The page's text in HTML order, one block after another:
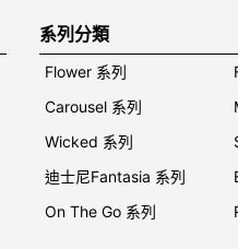
系列分類
Flower 系列
Carousel 系列
Wicked 系列
迪士尼Fantasia 系列
On The Go 系列